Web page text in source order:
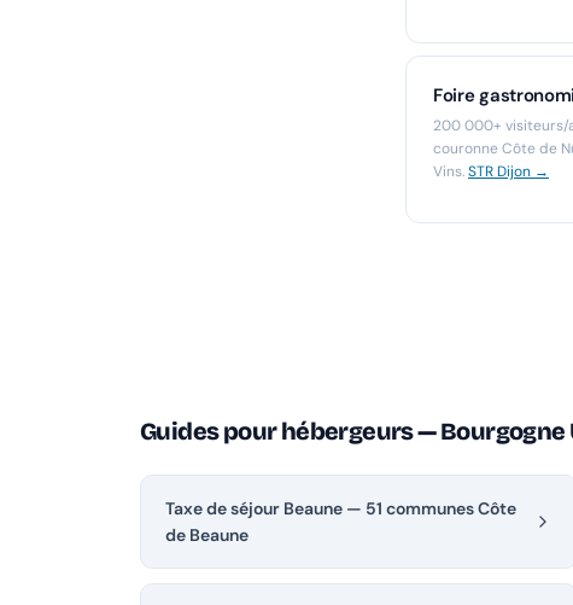
Foire
200 000+ visiteurs/
couronne Côte de
Vins.STR Dijon →
Guides pour hébergeurs — Bourgogne
Taxe de séjour Beaune — 51 communes Côte
de Beaune